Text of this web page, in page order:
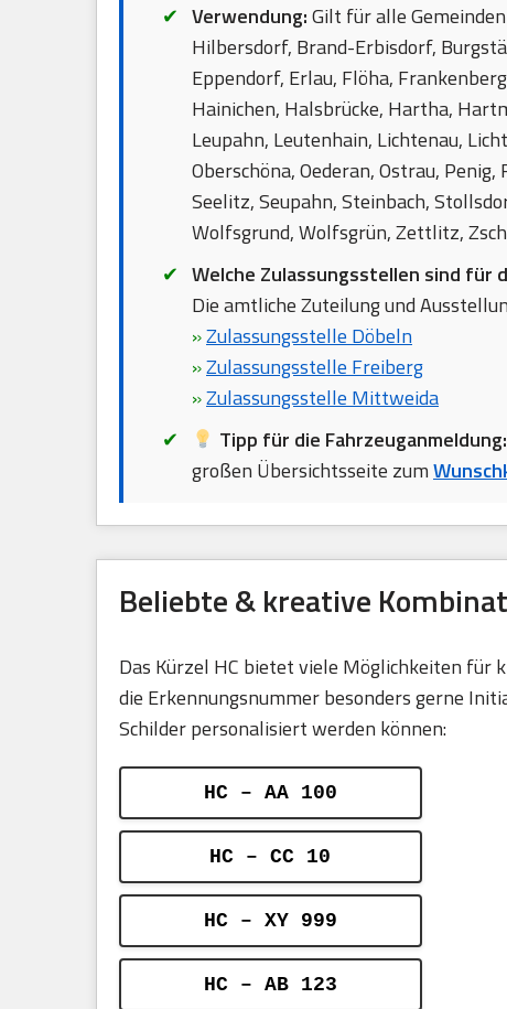
Verwendung:Gilt für alle
Hilbersdorf, Brand-Erbisdorf,
Eppendorf, Erlau, Flöha,
Hainichen, Halsbrücke, Hartha,
Leupahn, Leutenhain, Lichtenau,
Oberschöna, Oederan, Ostrau,
Seelitz, Seupahn, Steinbach,
Wolfsgrund, Wolfsgrün, Zettlitz,
Welche Zulassungsstellen sind für
Die amtliche Zuteilung und
»Zulassungsstelle Döbeln
»Zulassungsstelle Freiberg
»Zulassungsstelle Mittweida
Tipp für die Fahrzeuganmeldung:
großen Übersichtsseite zum
Beliebte & kreative
Das Kürzel HC bietet viele Möglichkeiten für
die Erkennungsnummer besonders gerne
Schilder personalisiert werden können:
HC – AA 100
HC – CC 10
HC – XY 999
HC – AB 123